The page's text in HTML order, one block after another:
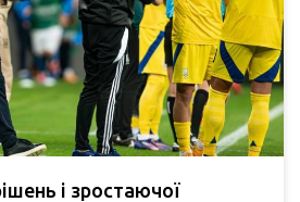
і зростаючої